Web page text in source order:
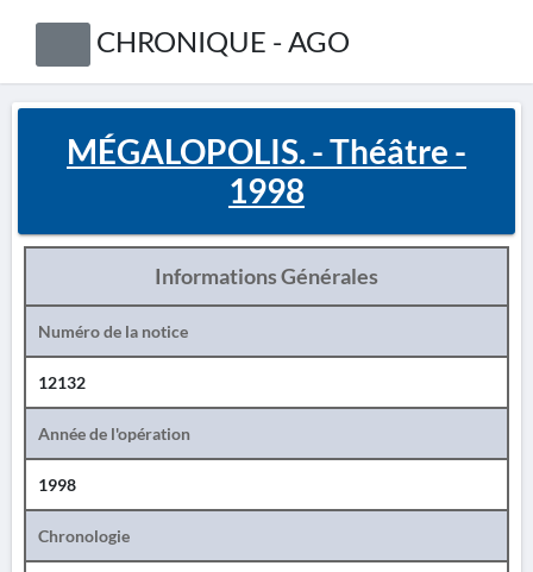
CHRONIQUE - AGO
MÉGALOPOLIS. - Théâtre -
1998
Informations Générales
Numéro de la notice
12132
Année de l'opération
1998
Chronologie